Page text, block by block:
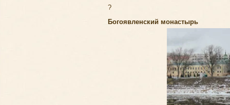
?
Богоявленский монастырь